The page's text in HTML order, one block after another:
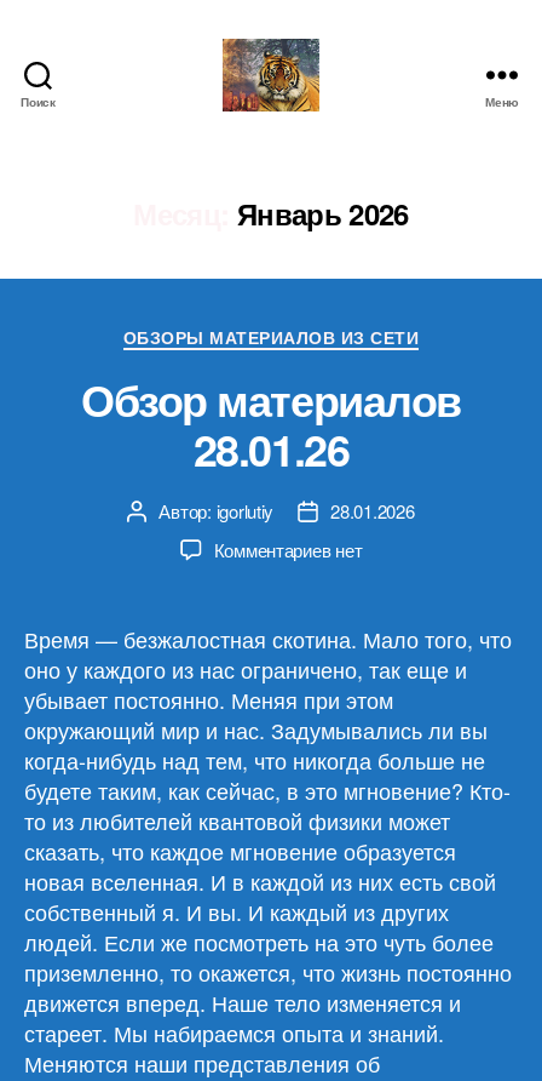
Поиск Меню
Январь 2026
Рубрики
ОБЗОРЫ МАТЕРИАЛОВ ИЗ СЕТИ
Обзор материалов
28.01.26
Автор
записи
Автор: igorlutiy
Дата28.01.2026
Комментариевк
материалов
28.01.26
нет
Время — безжалостная скотина. Мало того, что
оно у каждого из нас ограничено, так еще и
убывает постоянно. Меняя при этом
окружающий мир и нас. Задумывались ли вы
когда-нибудь над тем, что никогда больше не
будете таким, как сейчас, в это мгновение? Кто-
то из любителей квантовой физики может
сказать, что каждое мгновение образуется
новая вселенная. И в каждой из них есть свой
собственный я. И вы. И каждый из других
людей. Если же посмотреть на это чуть более
приземленно, то окажется, что жизнь постоянно
движется вперед. Наше тело изменяется и
стареет. Мы набираемся опыта и знаний.
Меняются наши представления об